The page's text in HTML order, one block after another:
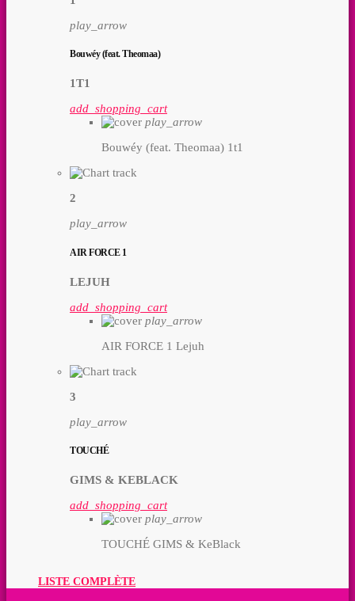
play_arrow
Bouwéy (feat. Theomaa)
1T1
add_shopping_cart
play_arrow
Bouwéy (feat. Theomaa) 1t1
2
play_arrow
AIR FORCE 1
LEJUH
add_shopping_cart
play_arrow
AIR FORCE 1 Lejuh
3
play_arrow
TOUCHÉ
GIMS & KEBLACK
add_shopping_cart
play_arrow
TOUCHÉ GIMS & KeBlack
LISTE COMPLÈTE